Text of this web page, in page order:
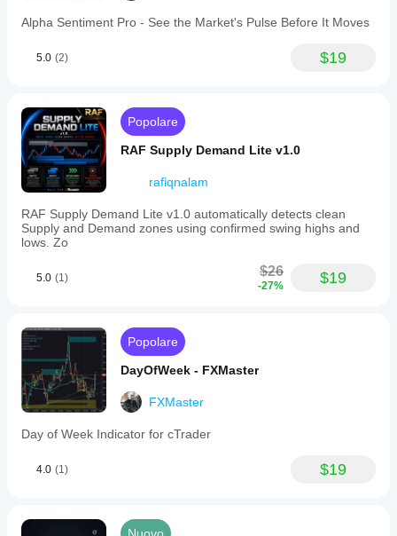
Alpha Sentiment Pro - See the Market's Pulse Before It Moves
5.0 (2) $19
Popolare
RAF Supply Demand Lite v1.0
rafiqnalam
RAF Supply Demand Lite v1.0 automatically detects clean
Supply and Demand zones using confirmed swing highs and
lows. Zo
5.0 (1) $26
-27% $19
Popolare
DayOfWeek - FXMaster
FXMaster
Day of Week Indicator for cTrader
4.0 (1) $19